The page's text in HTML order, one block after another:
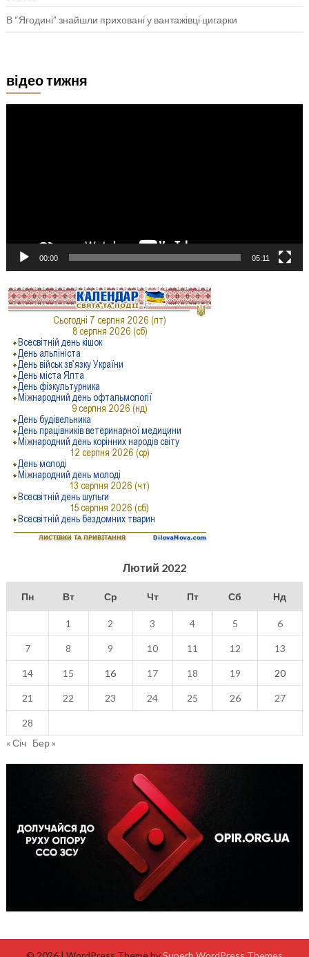
В “Ягодині” знайшли приховані у вантажівці цигарки
відео тижня
00:00 05:11
Лютий 2022
Пн Вт Ср Чт Пт Сб Нд
1 2 3 4 5 6
7 8 9 10 11 12 13
14 15 16 17 18 19 20
21 22 23 24 25 26 27
28
« Січ Бер »